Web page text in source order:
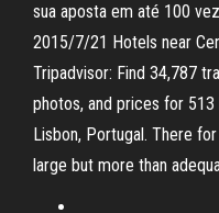
sua aposta em até 100
2015/7/21 Hotels near
Tripadvisor: Find 34,787
photos, and prices for
Lisbon, Portugal. There
large but more than